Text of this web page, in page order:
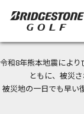
令和8年熊本地震によ
ともに、被災
被災地の一日でも早い
今なら新規会員登
＜商品配送に関する